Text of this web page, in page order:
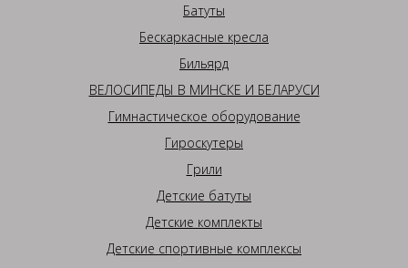
Батуты
Бескаркасные кресла
Бильярд
ВЕЛОСИПЕДЫ В МИНСКЕ И БЕЛАРУСИ
Гимнастическое оборудование
Гироскутеры
Грили
Детские батуты
Детские комплекты
Детские спортивные комплексы